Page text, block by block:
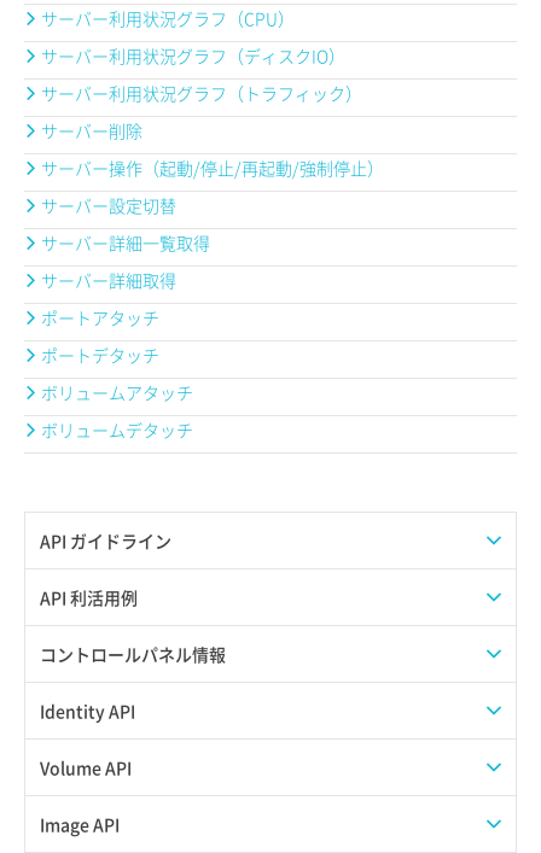
API ガイドライン
APIのご利用について
API 利活用例
APIでAPIサブユーザーを作成する
APIでVPSにISOイメージを挿入する
APIでVPSを作成する
コントロールパネル情報
APIユーザーを作成する
API情報を確認する
Identity API
Credential一覧取得
Credential作成
Volume API
スナップショット一覧取得
Image API
サーバー利用状況グラフ（CPU）
サーバー利用状況グラフ（ディスクIO）
サーバー利用状況グラフ（トラフィック）
サーバー削除
サーバー操作（起動/停止/再起動/強制停止）
サーバー設定切替
サーバー詳細一覧取得
サーバー詳細取得
ポートアタッチ
ポートデタッチ
ボリュームアタッチ
ボリュームデタッチ